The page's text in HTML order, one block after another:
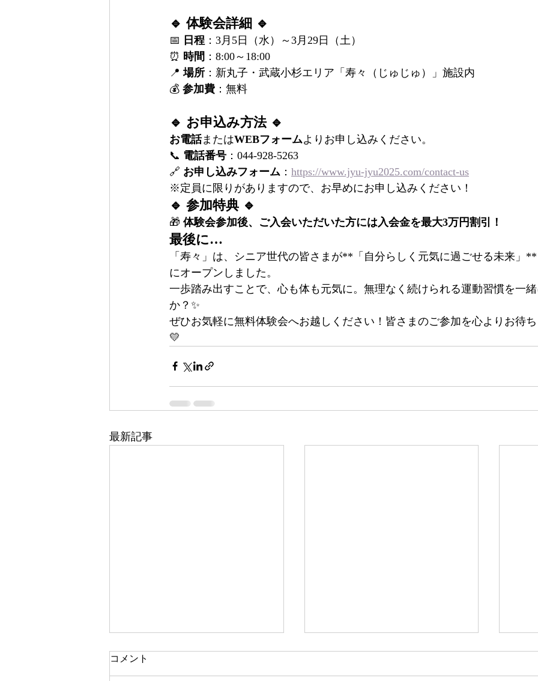
🔹 体験会詳細 🔹
📅 日程 ：3月5日（水）～3月29日（土）
⏰ 時間 ：8:00～18:00
📍 場所 ：新丸子・武蔵小杉エリア「寿々（じゅじゅ）」施設内
💰 参加費 ：無料
🔹 お申込み方法 🔹
お電話またはWEBフォームよりお申し込みください。
📞 電話番号 ：044-928-5263
🔗 お申し込みフォーム ： https://www.jyu-jyu2025.com/contact-us
※定員に限りがありますので、お早めにお申し込みください！
🔹 参加特典 🔹
🎁 体験会参加後、ご入会いただいた方には入会金を最大3万円割引！
最後に…
「寿々」は、シニア世代の皆さまが**「自分らしく元気に過ごせる未来」
にオープンしました。
一歩踏み出すことで、心も体も元気に。無理なく続けられる運動習慣を一
か？✨
ぜひお気軽に無料体験会へお越しください！皆さまのご参加を心よりお待
💛
最新記事
コメント